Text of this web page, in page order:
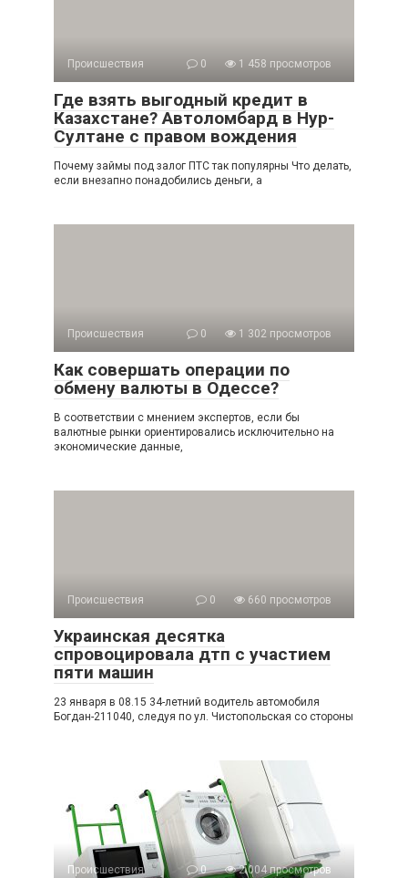
Происшествия 0 1 458 просмотров
Где взять выгодный кредит в
Казахстане? Автоломбард в Нур-
Султане с правом вождения
Почему займы под залог ПТС так популярны Что делать,
если внезапно понадобились деньги, а
Происшествия 0 1 302 просмотров
Как совершать операции по
обмену валюты в Одессе?
В соответствии с мнением экспертов, если бы
валютные рынки ориентировались исключительно на
экономические данные,
Происшествия 0 660 просмотров
Украинская десятка
спровоцировала дтп с участием
пяти машин
23 января в 08.15 34-летний водитель автомобиля
Богдан-211040, следуя по ул. Чистопольская со стороны
Происшествия 0 2 004 просмотров